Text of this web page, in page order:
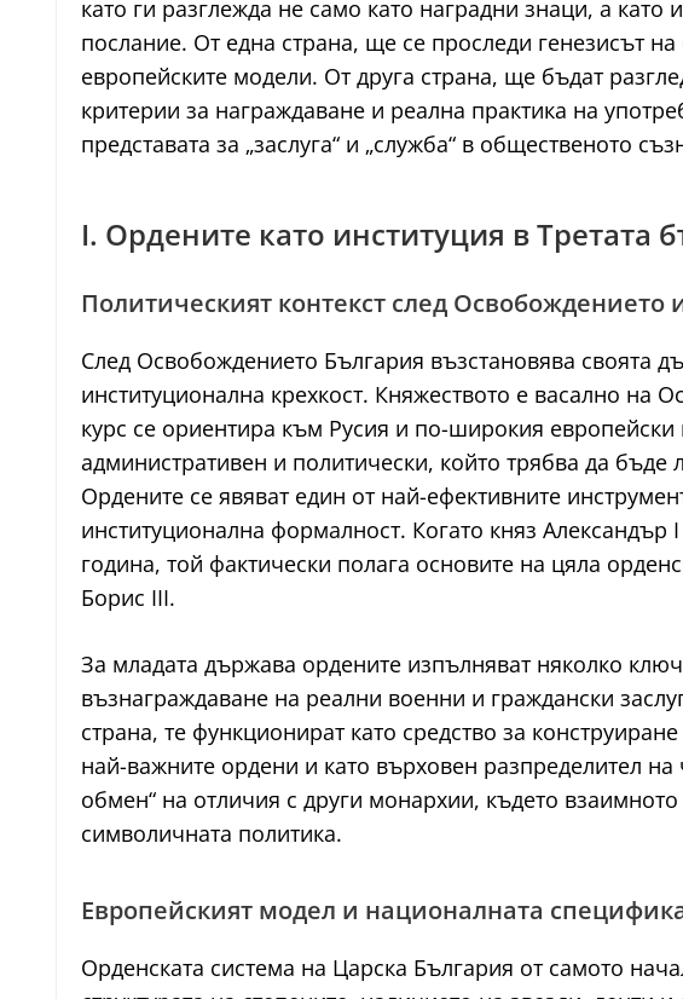
като ги разглежда не само като наградни знаци, а
послание. От една страна, ще се проследи генезисът
европейските модели. От друга страна, ще бъдат
критерии за награждаване и реална практика на
представата за „заслуга“ и „служба“ в общественото
I. Ордените като институция в Третата
Политическият контекст след Освобождението
След Освобождението България възстановява своята
институционална крехкост. Княжеството е васално на
курс се ориентира към Русия и по-широкия
административен и политически, който трябва да
Ордените се явяват един от най-ефективните
институционална формалност. Когато княз
година, той фактически полага основите на цяла
Борис III.
За младата държава ордените изпълняват няколко
възнаграждаване на реални военни и граждански
страна, те функционират като средство за
най-важните ордени и като върховен разпределител
обмен“ на отличия с други монархии, където
символичната политика.
Европейският модел и националната
Орденската система на Царска България от самото